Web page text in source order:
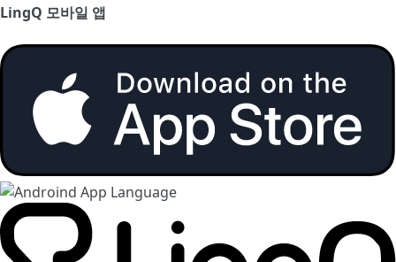
LingQ 모바일 앱